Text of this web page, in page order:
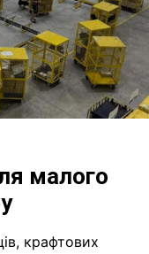
малого
крафтових